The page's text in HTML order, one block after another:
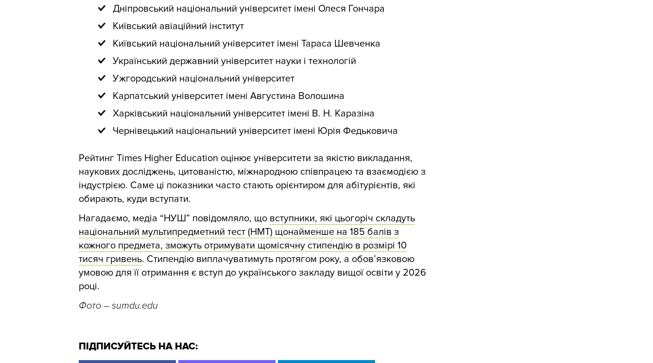
Дніпровський національний університет імені Олеся Гончара
Київський авіаційний інститут
Київський національний університет імені Тараса Шевченка
Український державний університет науки і технологій
Ужгородський національний університет
Карпатський університет імені Августина Волошина
Харківський національний університет імені В. Н. Каразіна
Чернівецький національний університет імені Юрія Федьковича
Рейтинг Times Higher Education оцінює університети за якістю викладання,
наукових досліджень, цитованістю, міжнародною співпрацею та взаємодією з
індустрією. Саме ці показники часто стають орієнтиром для абітурієнтів, які
обирають, куди вступати.
Нагадаємо, медіа “НУШ” повідомляло, що вступники, які цьогоріч складуть
національний мультипредметний тест (НМТ) щонайменше на 185 балів з
кожного предмета, зможуть отримувати щомісячну стипендію в розмірі 10
тисяч гривень. Стипендію виплачуватимуть протягом року, а обов’язковою
умовою для її отримання є вступ до українського закладу вищої освіти у 2026
році.
Фото – sumdu.edu
ПІДПИСУЙТЕСЬ НА НАС: